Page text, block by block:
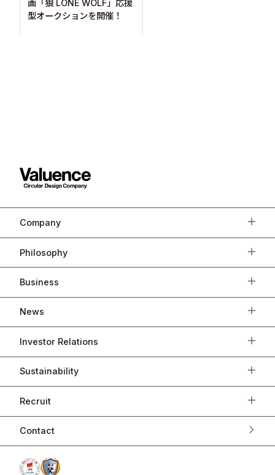
画「狼 LONE WOLF」応援
型オークションを開催！
Company
Philosophy
Business
News
Investor Relations
Sustainability
Recruit
Contact